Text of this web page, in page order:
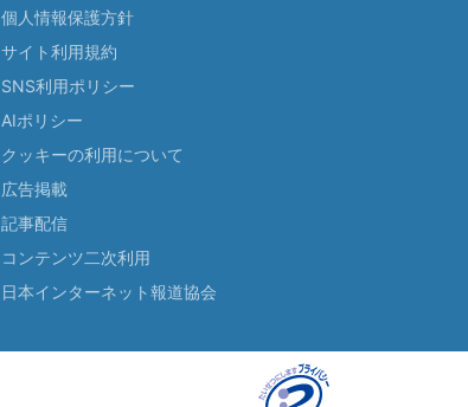
個人情報保護方針
サイト利用規約
SNS利用ポリシー
AIポリシー
クッキーの利用について
広告掲載
記事配信
コンテンツ二次利用
日本インターネット報道協会